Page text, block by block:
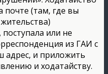
(там, где вы
или не
из ГАИ с
адрес, и приложить
и ходатайству.